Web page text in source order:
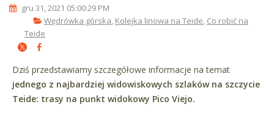
gru 31, 2021 05:00:29 PM
Wędrówka górska, Kolejka linowa na Teide, Co robić na
Teide
Dziś przedstawiamy szczegółowe informacje na temat
jednego z najbardziej widowiskowych szlaków na szczycie
Teide: trasy na punkt widokowy Pico Viejo.